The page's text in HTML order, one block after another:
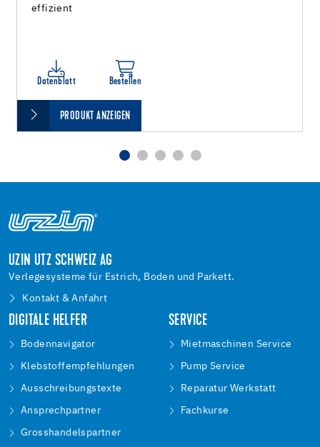
effizient
Datenblatt Bestellen
PRODUKT ANZEIGEN
UZIN UTZ SCHWEIZ AG
Verlegesysteme für Estrich, Boden und Parkett.
Kontakt & Anfahrt
DIGITALE HELFER
Bodennavigator
Klebstoffempfehlungen
Ausschreibungstexte
Ansprechpartner
Grosshandelspartner
SERVICE
Mietmaschinen Service
Pump Service
Reparatur Werkstatt
Fachkurse